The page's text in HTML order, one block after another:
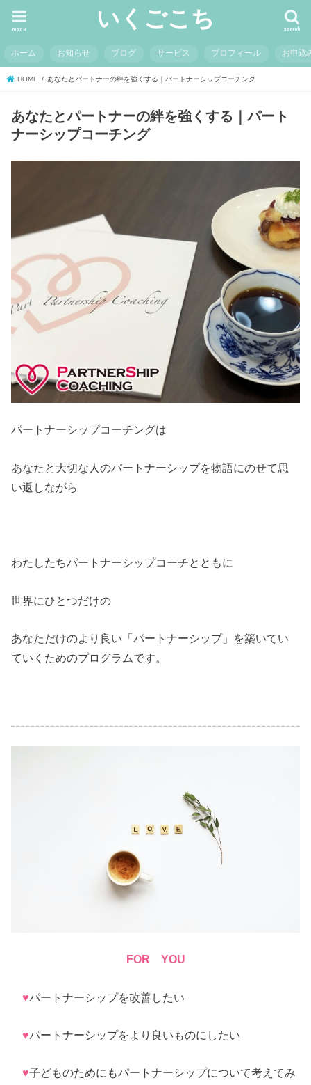
いくごこち search
menu
ホーム お知らせ ブログ サービス プロフィール お申込
HOME あなたとパートナーの絆を強くする｜パートナーシップコーチング
あなたとパートナーの絆を強くする｜パート
ナーシップコーチング
パートナーシップコーチングは
あなたと大切な人のパートナーシップを物語にのせて思
い返しながら
わたしたちパートナーシップコーチとともに
世界にひとつだけの
あなただけのより良い「パートナーシップ」を築いてい
ていくためのプログラムです。
FOR YOU
♥パートナーシップを改善したい
♥パートナーシップをより良いものにしたい
♥子どものためにもパートナーシップについて考えてみ